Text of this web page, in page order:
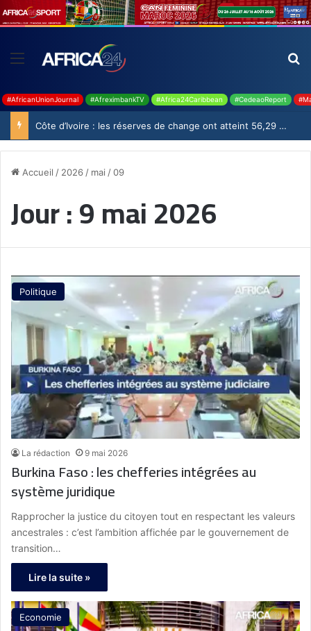
#AfricanUnionJournal #AfreximbankTV #Africa24Caribbean #CedeaoReport
Côte d’Ivoire : les réserves de change ont atteint 56,29 milliards USD en juillet
Accueil / 2026 / mai /09
Jour :9 mai 2026
Politique
La rédaction 9 mai 2026
Burkina Faso : les chefferies intégrées au
système juridique
Rapprocher la justice du citoyen tout en respectant les valeurs
ancestrales : c’est l’ambition affichée par le gouvernement de
transition…
Lire la suite »
Economie